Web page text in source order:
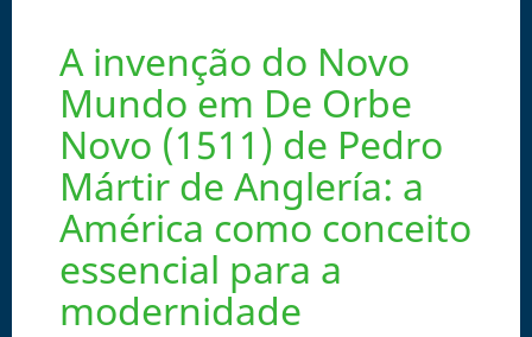
A invenção do Novo
Mundo em De Orbe
Novo (1511) de Pedro
Mártir de Anglería: a
América como conceito
essencial para a
modernidade